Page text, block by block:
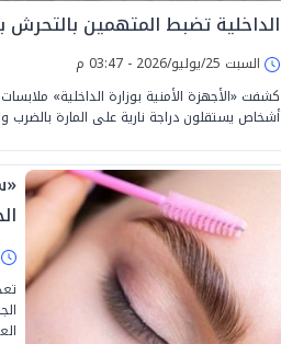
الداخلية تضبط المتهمين بالتحرش
السبت 25/يوليو/2026 - 03:47 م
أشخاص يستقلون دراجة نارية على المارة بالضرب